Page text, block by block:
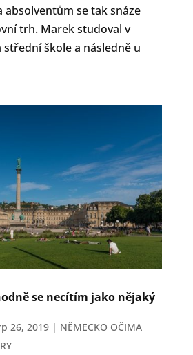
absolventům se tak snáze
trh. Marek studoval v
škole a následně u
se necítím jako nějaký
26, 2019| NĚMECKO OČIMA